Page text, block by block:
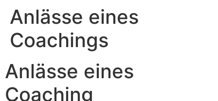
Anlässe eines
Coachings
Anlässe eines
Coaching